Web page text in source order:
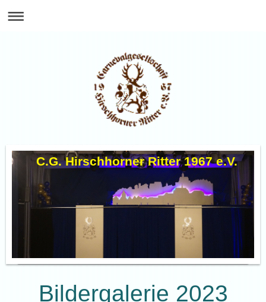
C.G. Hirschhorner Ritter 1967 e.V.
Bildergalerie 2023